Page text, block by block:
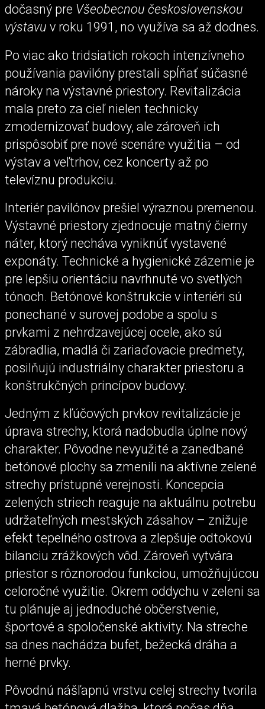
dočasný pre Všeobecnou československou
výstavu v roku 1991, no využíva sa až dodnes.
Po viac ako tridsiatich rokoch intenzívneho
používania pavilóny prestali spĺňať súčasné
nároky na výstavné priestory. Revitalizácia
mala preto za cieľ nielen technicky
zmodernizovať budovy, ale zároveň ich
prispôsobiť pre nové scenáre využitia – od
výstav a veľtrhov, cez koncerty až po
televíznu produkciu.
Interiér pavilónov prešiel výraznou premenou.
Výstavné priestory zjednocuje matný čierny
náter, ktorý necháva vyniknúť vystavené
exponáty. Technické a hygienické zázemie je
pre lepšiu orientáciu navrhnuté vo svetlých
tónoch. Betónové konštrukcie v interiéri sú
ponechané v surovej podobe a spolu s
prvkami z nehrdzavejúcej ocele, ako sú
zábradlia, madlá či zariaďovacie predmety,
posilňujú industriálny charakter priestoru a
konštrukčných princípov budovy.
Jedným z kľúčových prvkov revitalizácie je
úprava strechy, ktorá nadobudla úplne nový
charakter. Pôvodne nevyužité a zanedbané
betónové plochy sa zmenili na aktívne zelené
strechy prístupné verejnosti. Koncepcia
zelených striech reaguje na aktuálnu potrebu
udržateľných mestských zásahov – znižuje
efekt tepelného ostrova a zlepšuje odtokovú
bilanciu zrážkových vôd. Zároveň vytvára
priestor s rôznorodou funkciou, umožňujúcou
celoročné využitie. Okrem oddychu v zeleni sa
tu plánuje aj jednoduché občerstvenie,
športové a spoločenské aktivity. Na streche
sa dnes nachádza bufet, bežecká dráha a
herné prvky.
Pôvodnú nášľapnú vrstvu celej strechy tvorila